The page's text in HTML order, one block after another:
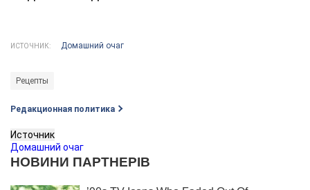
ИСТОЧНИК: Домашний очаг
Рецепты
Редакционная политика
Источник
Домашний очаг